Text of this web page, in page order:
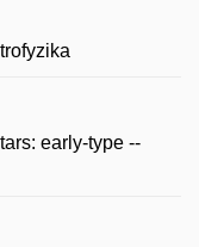
early-type --